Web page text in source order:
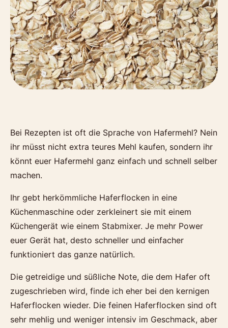
Bei Rezepten ist oft die Sprache von Hafermehl? Nein
ihr müsst nicht extra teures Mehl kaufen, sondern ihr
könnt euer Hafermehl ganz einfach und schnell selber
machen.
Ihr gebt herkömmliche Haferflocken in eine
Küchenmaschine oder zerkleinert sie mit einem
Küchengerät wie einem Stabmixer. Je mehr Power
euer Gerät hat, desto schneller und einfacher
funktioniert das ganze natürlich.
Die getreidige und süßliche Note, die dem Hafer oft
zugeschrieben wird, finde ich eher bei den kernigen
Haferflocken wieder. Die feinen Haferflocken sind oft
sehr mehlig und weniger intensiv im Geschmack, aber